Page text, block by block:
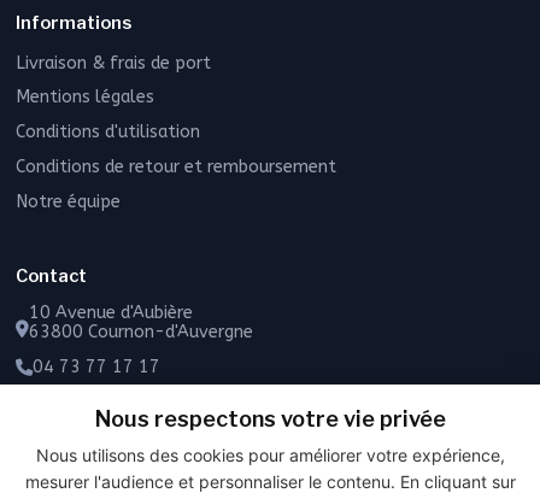
Informations
Livraison & frais de port
Mentions légales
Conditions d'utilisation
Conditions de retour et remboursement
Notre équipe
Contact
10 Avenue d'Aubière
63800 Cournon-d'Auvergne
04 73 77 17 17
Nous respectons votre vie privée
Nous utilisons des cookies pour améliorer votre expérience,
mesurer l'audience et personnaliser le contenu. En cliquant sur